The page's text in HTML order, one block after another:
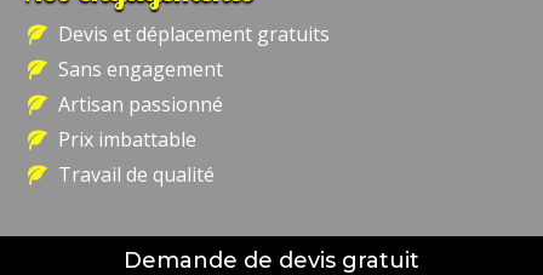
Devis et déplacement gratuits
Sans engagement
Artisan passionné
Prix imbattable
Travail de qualité
Demande de devis gratuit